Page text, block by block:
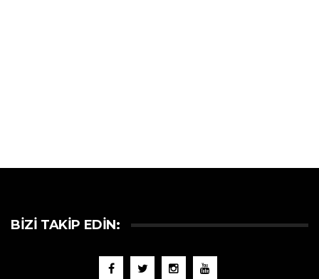
BIZI TAKIP EDIN: